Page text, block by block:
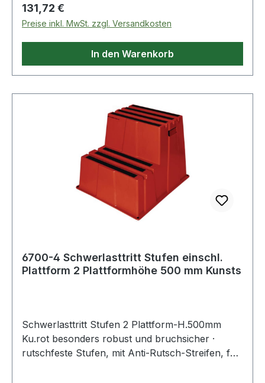
Eigenschaften: · Gesamtbreite: 575mm ·
prüfpflichtig: ja
Regulärer Preis:
131,72 €
Preise inkl. MwSt. zzgl. Versandkosten
In den Warenkorb
6700-4 Schwerlasttritt Stufen einschl.
Plattform 2 Plattformhöhe 500 mm Kunsts
Schwerlasttritt Stufen 2 Plattform-H.500mm
Ku.rot besonders robust und bruchsicher ·
rutschfeste Stufen, mit Anti-Rutsch-Streifen, für